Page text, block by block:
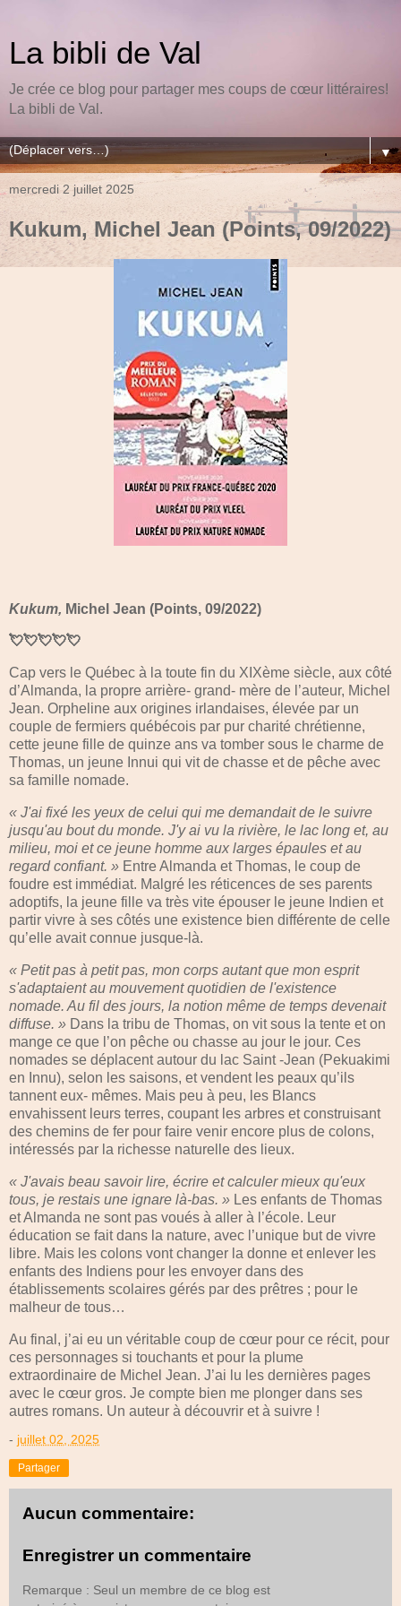
La bibli de Val
Je crée ce blog pour partager mes coups de cœur littéraires!
La bibli de Val.
▼
mercredi 2 juillet 2025
Kukum, Michel Jean (Points, 09/2022)
Kukum, Michel Jean (Points, 09/2022)
💘💘💘💘💘
Cap vers le Québec à la toute fin du XIXème siècle, aux côté
d’Almanda, la propre arrière- grand- mère de l’auteur, Michel
Jean. Orpheline aux origines irlandaises, élevée par un
couple de fermiers québécois par pur charité chrétienne,
cette jeune fille de quinze ans va tomber sous le charme de
Thomas, un jeune Innui qui vit de chasse et de pêche avec
sa famille nomade.
« J'ai fixé les yeux de celui qui me demandait de le suivre
jusqu'au bout du monde. J'y ai vu la rivière, le lac long et, au
milieu, moi et ce jeune homme aux larges épaules et au
regard confiant. » Entre Almanda et Thomas, le coup de
foudre est immédiat. Malgré les réticences de ses parents
adoptifs, la jeune fille va très vite épouser le jeune Indien et
partir vivre à ses côtés une existence bien différente de celle
qu’elle avait connue jusque-là.
« Petit pas à petit pas, mon corps autant que mon esprit
s'adaptaient au mouvement quotidien de l'existence
nomade. Au fil des jours, la notion même de temps devenait
diffuse. » Dans la tribu de Thomas, on vit sous la tente et on
mange ce que l’on pêche ou chasse au jour le jour. Ces
nomades se déplacent autour du lac Saint -Jean (Pekuakimi
en Innu), selon les saisons, et vendent les peaux qu’ils
tannent eux- mêmes. Mais peu à peu, les Blancs
envahissent leurs terres, coupant les arbres et construisant
des chemins de fer pour faire venir encore plus de colons,
intéressés par la richesse naturelle des lieux.
« J'avais beau savoir lire, écrire et calculer mieux qu'eux
tous, je restais une ignare là-bas. » Les enfants de Thomas
et Almanda ne sont pas voués à aller à l’école. Leur
éducation se fait dans la nature, avec l’unique but de vivre
libre. Mais les colons vont changer la donne et enlever les
enfants des Indiens pour les envoyer dans des
établissements scolaires gérés par des prêtres ; pour le
malheur de tous…
Au final, j’ai eu un véritable coup de cœur pour ce récit, pour
ces personnages si touchants et pour la plume
extraordinaire de Michel Jean. J’ai lu les dernières pages
avec le cœur gros. Je compte bien me plonger dans ses
autres romans. Un auteur à découvrir et à suivre !
- juillet 02, 2025
Partager
Aucun commentaire:
Enregistrer un commentaire
Remarque : Seul un membre de ce blog est